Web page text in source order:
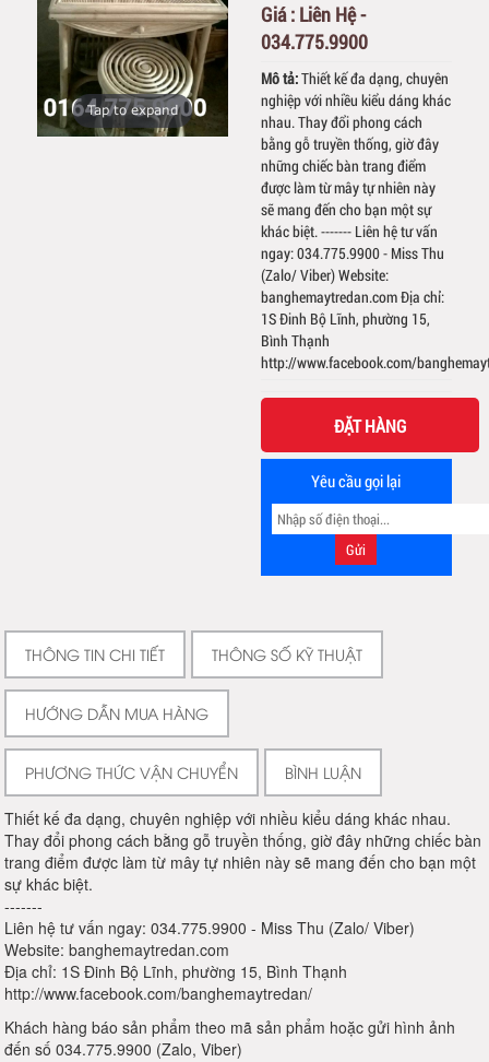
Tap to expand
Giá : Liên Hệ -
034.775.9900
Mô tả:Thiết kế đa dạng, chuyên
nghiệp với nhiều kiểu dáng khác
nhau. Thay đổi phong cách
bằng gỗ truyền thống, giờ đây
những chiếc bàn trang điểm
được làm từ mây tự nhiên này
sẽ mang đến cho bạn một sự
khác biệt. ------- Liên hệ tư vấn
ngay: 034.775.9900 - Miss Thu
(Zalo/ Viber) Website:
banghemaytredan.com Địa chỉ:
1S Đinh Bộ Lĩnh, phường 15,
Bình Thạnh
http://www.facebook.com/
ĐẶT HÀNG
Yêu cầu gọi lại
THÔNG TIN CHI TIẾT THÔNG SỐ KỸ THUẬT
HƯỚNG DẪN MUA HÀNG
PHƯƠNG THỨC VẬN CHUYỂN BÌNH LUẬN
Thiết kế đa dạng, chuyên nghiệp với nhiều kiểu dáng khác nhau.
Thay đổi phong cách bằng gỗ truyền thống, giờ đây những chiếc bàn
trang điểm được làm từ mây tự nhiên này sẽ mang đến cho bạn một
sự khác biệt.
-------
Liên hệ tư vấn ngay: 034.775.9900 - Miss Thu (Zalo/ Viber)
Website: banghemaytredan.com
Địa chỉ: 1S Đinh Bộ Lĩnh, phường 15, Bình Thạnh
http://www.facebook.com/banghemaytredan/
Khách hàng báo sản phẩm theo mã sản phẩm hoặc gửi hình ảnh
đến số 034.775.9900 (Zalo, Viber)